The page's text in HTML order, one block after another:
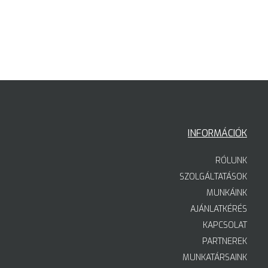
INFORMÁCIÓK
RÓLUNK
SZOLGÁLTATÁSOK
MUNKÁINK
AJÁNLATKÉRÉS
KAPCSOLAT
PARTNEREK
MUNKATÁRSAINK